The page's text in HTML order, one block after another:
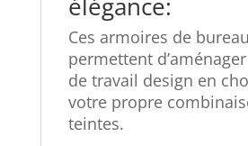
Ces armoires de
permettent
de travail design en
votre propre
teintes.